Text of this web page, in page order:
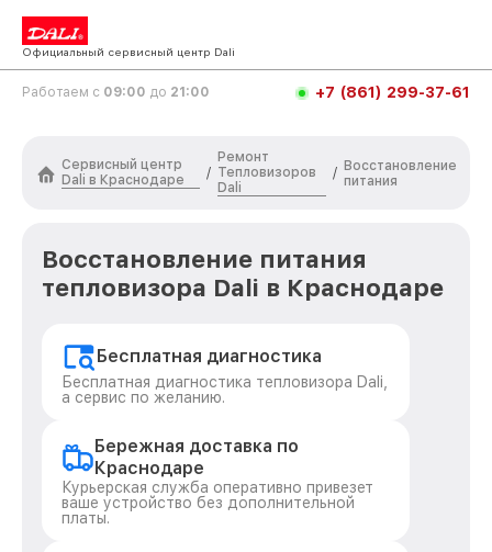
Официальный сервисный центр Dali
Работаем с 09:00 до 21:00 +7 (861) 299-37-61
Сервисный центр
Dali в Краснодаре
/
Ремонт
Тепловизоров
Dali
/ Восстановление
питания
Восстановление питания
тепловизора Dali в Краснодаре
Бесплатная диагностика
Бесплатная диагностика тепловизора Dali,
а сервис по желанию.
Бережная доставка по
Краснодаре
Курьерская служба оперативно привезет
ваше устройство без дополнительной
платы.